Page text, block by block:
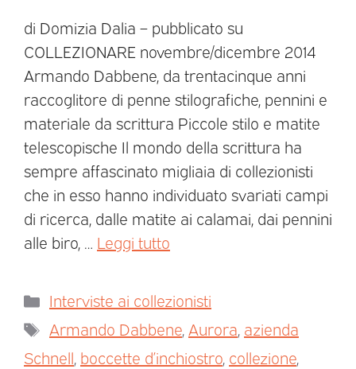
di Domizia Dalia – pubblicato su
COLLEZIONARE novembre/dicembre 2014
Armando Dabbene, da trentacinque anni
raccoglitore di penne stilografiche, pennini e
materiale da scrittura Piccole stilo e matite
telescopische Il mondo della scrittura ha
sempre affascinato migliaia di collezionisti
che in esso hanno individuato svariati campi
di ricerca, dalle matite ai calamai, dai pennini
alle biro, … Leggi tutto
Interviste ai collezionisti
Armando Dabbene, Aurora, azienda
Schnell, boccette d’inchiostro, collezione,